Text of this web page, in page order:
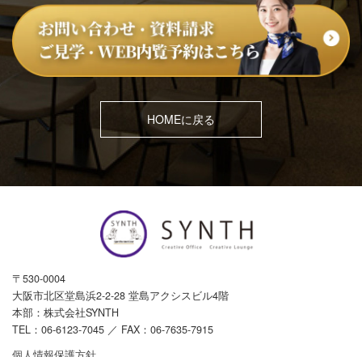
HOMEに戻る
〒530-0004
大阪市北区堂島浜2-2-28 堂島アクシスビル4階
本部：株式会社SYNTH
TEL： 06-6123-7045 ／ FAX：06-7635-7915